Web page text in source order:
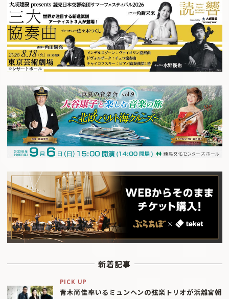
新着記事
PICK UP
青木尚佳率いるミュンヘンの弦楽トリオが浜離宮朝